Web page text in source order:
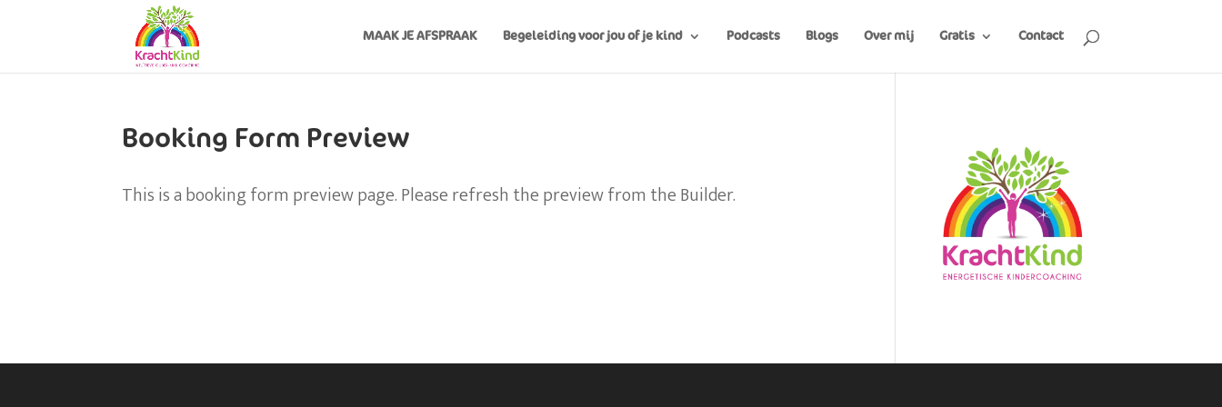
MAAK JE AFSPRAAK Begeleiding voor jou of je kind Podcasts Blogs Over mij Gratis Contact
Booking Form Preview
This is a booking form preview page. Please refresh the preview from the Builder.